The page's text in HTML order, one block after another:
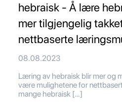
hebraisk - Å lære
mer tilgjengelig
nettbaserte
08.08.2023
Læring av hebraisk blir mer og
være mulighetene for
mange hebraisk […]